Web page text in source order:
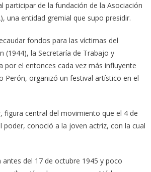
participar de la fundación de la Asociación
una entidad gremial que supo presidir.
fondos para las víctimas del
(1944), la Secretaría de Trabajo y
por el entonces cada vez más influyente
Perón, organizó un festival artístico en el
figura central del movimiento que el 4 de
poder, conoció a la joven actriz, con la cual
antes del 17 de octubre 1945 y poco